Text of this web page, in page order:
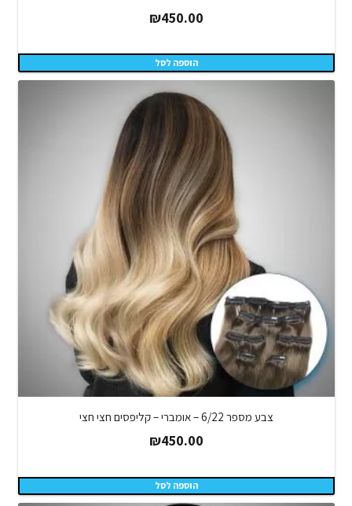
₪450.00
הוספה לסל
צבע מספר 6/22 – אומברי – קליפסים חצי חצי
₪450.00
הוספה לסל